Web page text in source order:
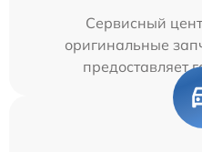
Сервисный
оригинальные
предоставляет